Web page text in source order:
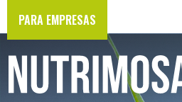
PARA EMPRESAS